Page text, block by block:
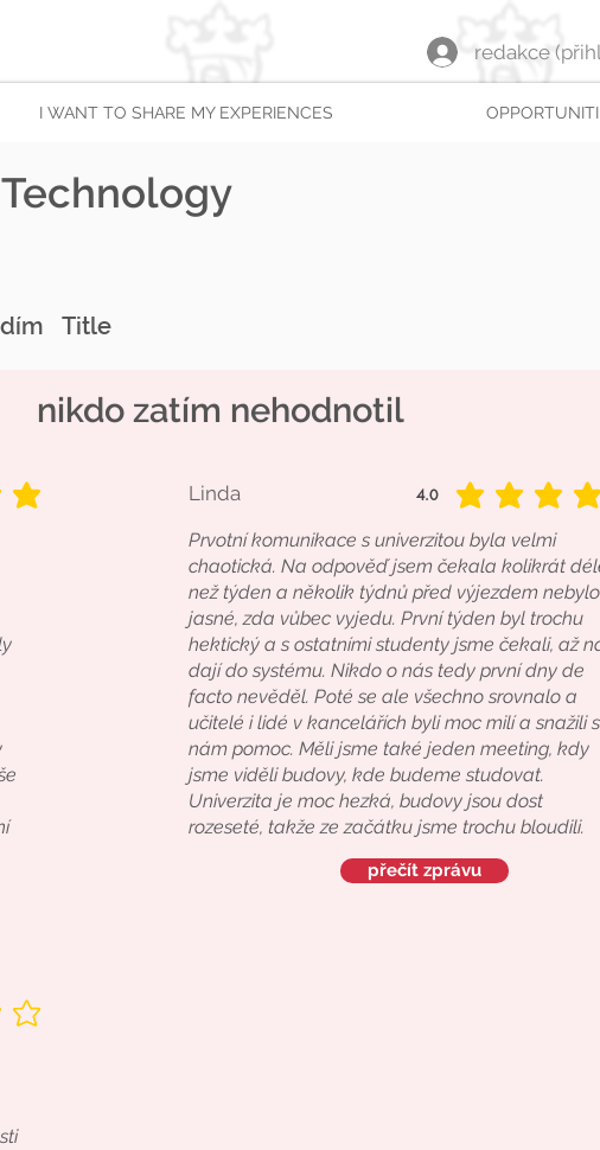
redakce
I WANT TO SHARE MY EXPERIENCES
Title
nikdo zatím nehodnotil
Linda 4.0
average rating is 4 out of 5
Prvotní komunikace s univerzitou byla velmi
chaotická. Na odpověď jsem čekala kolikrát
než týden a několik týdnů před výjezdem nebylo
jasné, zda vůbec vyjedu. První týden byl trochu
hektický a s ostatními studenty jsme čekali, až
dají do systému. Nikdo o nás tedy první dny de
facto nevěděl. Poté se ale všechno srovnalo a
učitelé i lidé v kancelářích byli moc milí a snažili
nám pomoc. Měli jsme také jeden meeting, kdy
jsme viděli budovy, kde budeme studovat.
Univerzita je moc hezká, budovy jsou dost
rozeseté, takže ze začátku jsme trochu bloudili.
přečít zprávu